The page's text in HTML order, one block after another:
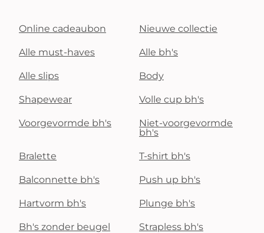
Online cadeaubon Nieuwe collectie
Alle must-haves Alle bh's
Alle slips Body
Shapewear Volle cup bh's
Voorgevormde bh's
Niet-voorgevormde
bh's
Bralette T-shirt bh's
Balconnette bh's Push up bh's
Hartvorm bh's Plunge bh's
Bh's zonder beugel Strapless bh's